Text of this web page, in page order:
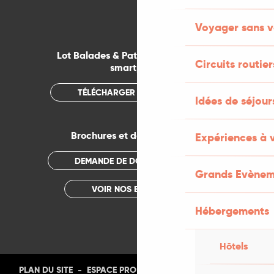
Voyager sans
Circuits
Idées de
Expériences à
Grands
Hébergements
Hôtels
Lot Balades & Patrimoines sur votre
smartphone
TÉLÉCHARGER L'APPLICATION
Brochures et documentations
DEMANDE DE DOCUMENTATION
VOIR NOS BROCHURES
PLAN DU SITE - ESPACE PRO